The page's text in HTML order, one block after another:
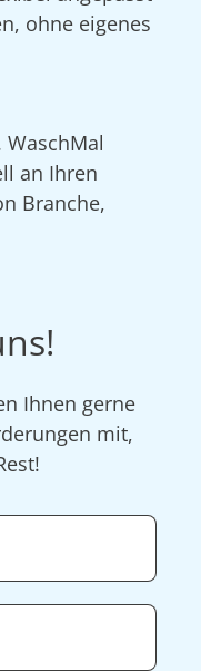
ohne eigenes
an Ihren
Branche,
Ihnen gerne
mit,